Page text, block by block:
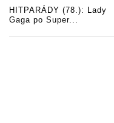
HITPARÁDY (78.): Lady
Gaga po Super...